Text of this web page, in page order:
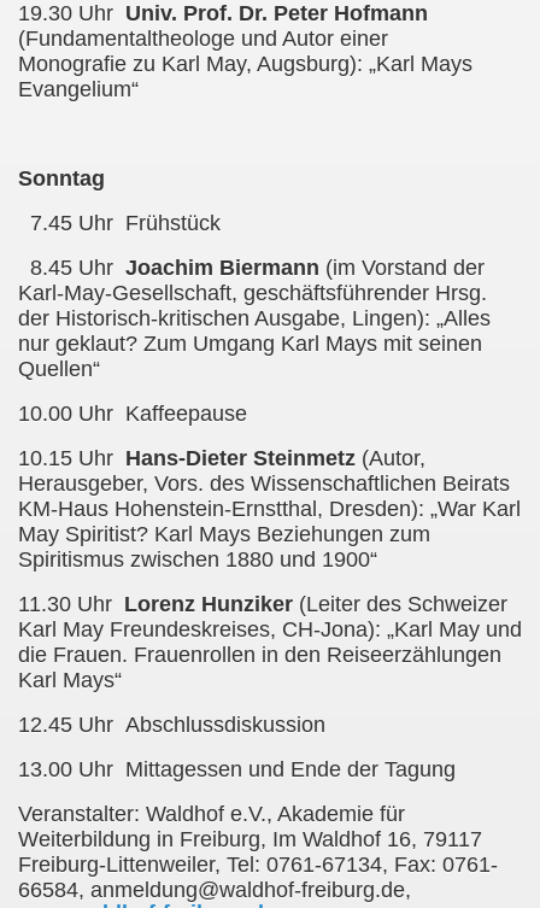
19.30 Uhr Univ. Prof. Dr. Peter Hofmann
(Fundamentaltheologe und Autor einer
Monografie zu Karl May, Augsburg): „Karl Mays
Evangelium“
Sonntag
7.45 Uhr Frühstück
8.45 Uhr Joachim Biermann (im Vorstand der
Karl-May-Gesellschaft, geschäftsführender Hrsg.
der Historisch-kritischen Ausgabe, Lingen): „Alles
nur geklaut? Zum Umgang Karl Mays mit seinen
Quellen“
10.00 Uhr Kaffeepause
10.15 Uhr Hans-Dieter Steinmetz (Autor,
Herausgeber, Vors. des Wissenschaftlichen Beirats
KM-Haus Hohenstein-Ernstthal, Dresden): „War Karl
May Spiritist? Karl Mays Beziehungen zum
Spiritismus zwischen 1880 und 1900“
11.30 Uhr Lorenz Hunziker (Leiter des Schweizer
Karl May Freundeskreises, CH-Jona): „Karl May und
die Frauen. Frauenrollen in den Reiseerzählungen
Karl Mays“
12.45 Uhr Abschlussdiskussion
13.00 Uhr Mittagessen und Ende der Tagung
Veranstalter: Waldhof e.V., Akademie für
Weiterbildung in Freiburg, Im Waldhof 16, 79117
Freiburg-Littenweiler, Tel: 0761-67134, Fax: 0761-
66584, anmeldung@waldhof-freiburg.de,